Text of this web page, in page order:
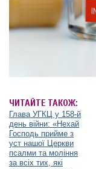
ЧИТАЙТЕ ТАКОЖ:
Глава УГКЦ у 158-й
день війни: «Нехай
Господь прийме з
уст нашої Церкви
псалми та моління
за всіх тих, які